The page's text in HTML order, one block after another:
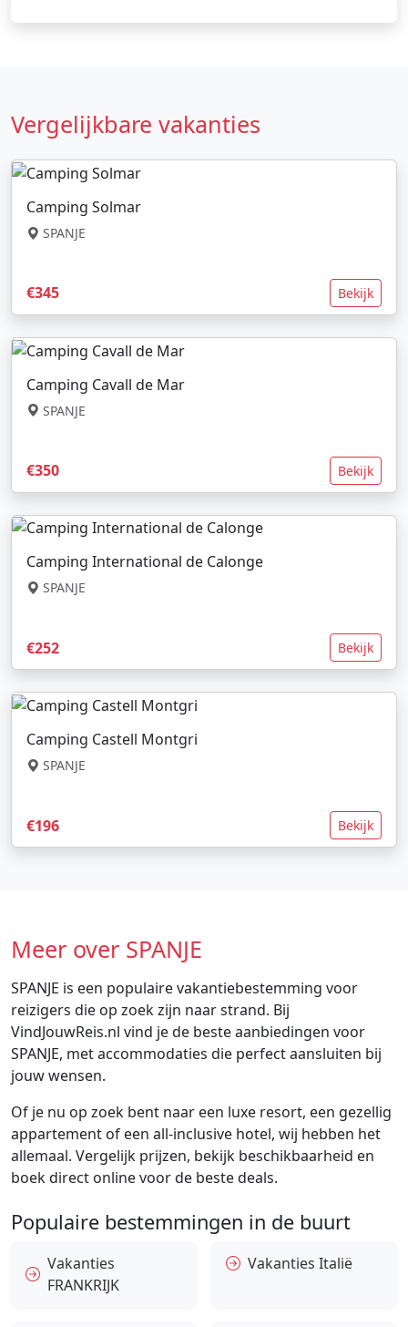
Vergelijkbare vakanties
Camping Solmar
SPANJE
€345 Bekijk
Camping Cavall de Mar
SPANJE
€350 Bekijk
Camping International de Calonge
SPANJE
€252 Bekijk
Camping Castell Montgri
SPANJE
€196 Bekijk
Meer over SPANJE
SPANJE is een populaire vakantiebestemming voor
reizigers die op zoek zijn naar strand. Bij
VindJouwReis.nl vind je de beste aanbiedingen voor
SPANJE, met accommodaties die perfect aansluiten bij
jouw wensen.
Of je nu op zoek bent naar een luxe resort, een gezellig
appartement of een all-inclusive hotel, wij hebben het
allemaal. Vergelijk prijzen, bekijk beschikbaarheid en
boek direct online voor de beste deals.
Populaire bestemmingen in de buurt
Vakanties
FRANKRIJK
Vakanties Italië